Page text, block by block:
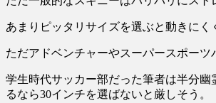
あまりピッタリサイズを選ぶと動きに
ただアドベンチャーやスーパースポー
学生時代サッカー部だった筆者は半分
るなら30インチを選ばないと厳しそう。